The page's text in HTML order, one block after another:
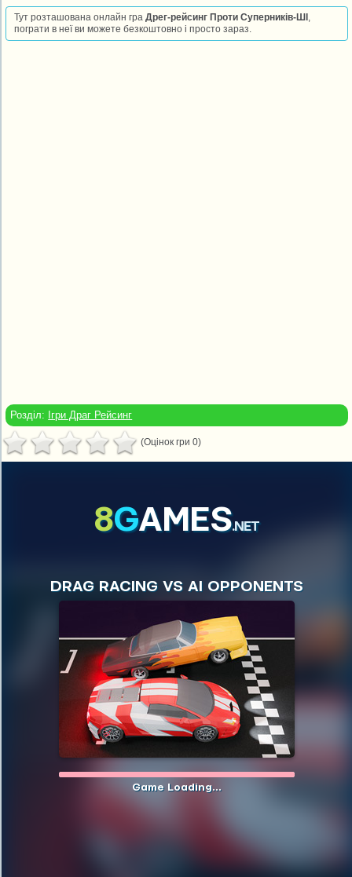
Тут розташована онлайн граДрег-рейсинг Проти Суперників-ШІ ,
пограти в неї ви можете безкоштовно і просто зараз.
Розділ: Ігри Драг Рейсинг
(Оцінок гри 0)